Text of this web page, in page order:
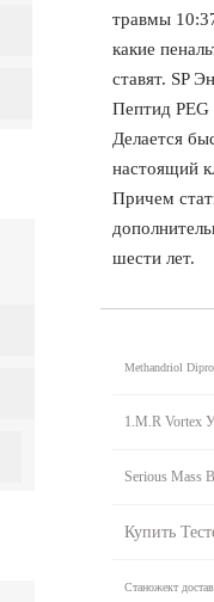
травмы
какие
ставят. SP
Пептид PEG
Делается
настоящий
Причем
шести лет.
Methandriol
1.M.R Vortex
Serious Mass
Купить
Станожект